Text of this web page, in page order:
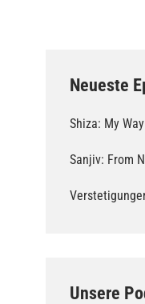
Neueste
Shiza: My
Sanjiv: From
Unsere